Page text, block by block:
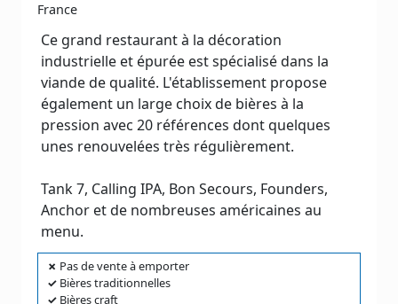
France
Ce grand restaurant à la décoration
industrielle et épurée est spécialisé dans la
viande de qualité. L'établissement propose
également un large choix de bières à la
pression avec 20 références dont quelques
unes renouvelées très régulièrement.
Tank 7, Calling IPA, Bon Secours, Founders,
Anchor et de nombreuses américaines au
menu.
✗ Pas de vente à emporter
✓ Bières traditionnelles
✓ Bières craft